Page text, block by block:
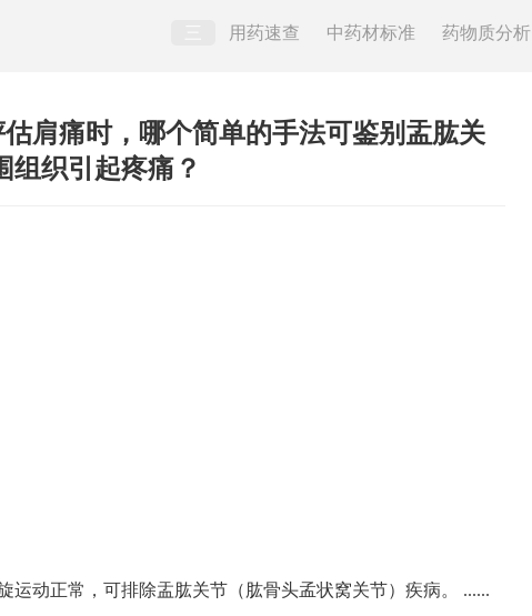
用药速查 中药材标准 药物质分析
肩痛时，哪个简单的手法可鉴别盂肱关
组织引起疼痛？
运动正常，可排除盂肱关节（肱骨头孟状窝关节）疾病。 ......